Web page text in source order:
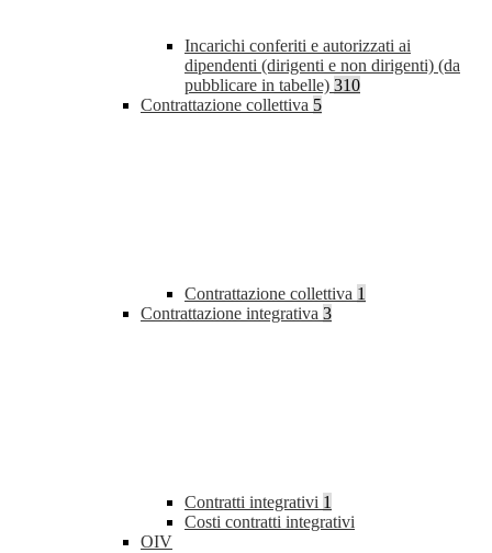
Incarichi conferiti e autorizzati ai
dipendenti (dirigenti e non dirigenti) (da
pubblicare in tabelle) 310
Contrattazione collettiva 5
Contrattazione collettiva 1
Contrattazione integrativa 3
Contratti integrativi 1
Costi contratti integrativi
OIV